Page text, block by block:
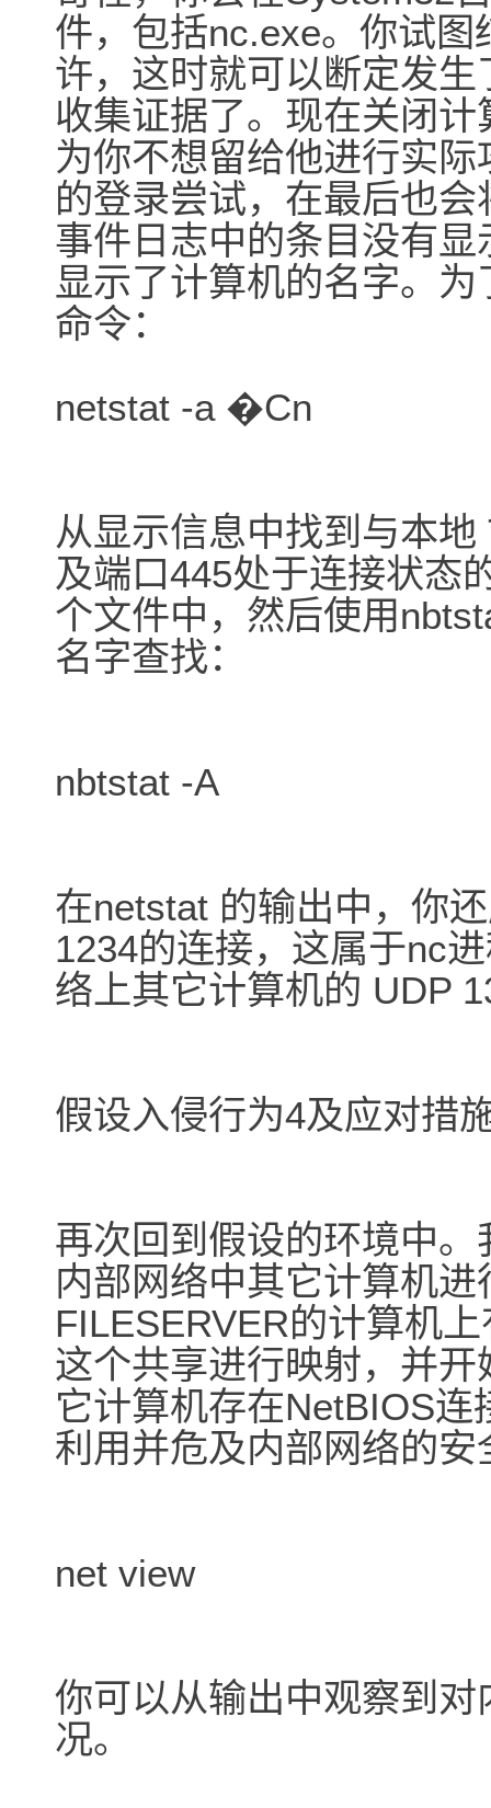
件，包括nc.exe。你试
许，这时就可以断定发
收集证据了。现在关闭
为你不想留给他进行实
的登录尝试，在最后也
事件日志中的条目没有
显示了计算机的名字。
命令：
netstat -a �Cn
从显示信息中找到与本
及端口445处于连接状态
个文件中，然后使用
名字查找：
nbtstat -A
在netstat 的输出中，你
1234的连接，这属于nc
络上其它计算机的 UDP
假设入侵行为4及应对措
再次回到假设的环境中
内部网络中其它计算机
FILESERVER的计算机
这个共享进行映射，并
它计算机存在NetBIOS
利用并危及内部网络的
net view
你可以从输出中观察到
况。